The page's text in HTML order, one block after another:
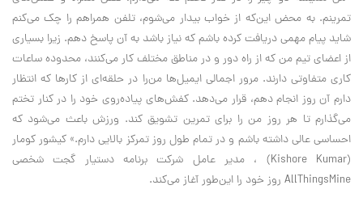
تمرینم. به محض این‌که از خواب بیدار می‌شوم، تلفن همراهم را چک می‌کنم
شاید پیام مهمی دریافت کرده باشم که نیاز باشد به آن پاسخ دهم. زیرا بسیاری
از اعضای تیم من که از راه دور و در مناطق مختلف کار می‌کنند، محدوده ساعات
کاری متفاوتی دارند. مرور اجمالی ایمیل‌ها من‌را در حلقه‌ای از کار‌ها که انتظار
دارم آن روز انجام دهم، قرار می‌دهد. کفش‌های پیاده‌روی خود را در کنار تختم
می‌گذارم تا هر روز من را برای تمرین تشویق کند. ورزش باعث می‌شود که
احساسی عالی داشته باشم و در تمام طول روز تمرکز بالایی دارم.» کیشور کومار
(Kishore Kumar) ، مدیر عامل شرکت برنامه دستیار گجت شخصی
AllThingsMine روز خود را این‌طور آغاز می‌کند.